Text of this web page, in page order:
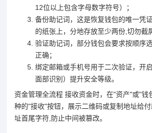
12位以上包含字母数字符号）；
备份助记词，这是恢复钱包的唯一凭
的纸张上，分地存放至少两份,切勿截
验证助记词，部分钱包会要求按顺序
正确；
绑定邮箱或手机号用于二次验证，开
面部识别）提升安全等级。
资金管理全流程 接收资金时，在"资产"或"钱
种的"接收"按钮，展示二维码或复制地址给
址首尾字符,防止中间被篡改。